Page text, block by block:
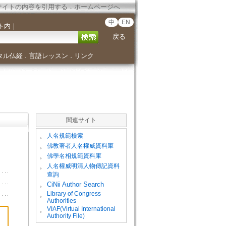
イトの内容を引用する．ホームページへ
内 ｜ 中 EN
戻る
ル仏経． 言語レッスン ． リンク
関連サイト
。 人名規範檢索
。 佛教著者人名權威資料庫
。 佛學名相規範資料庫
。
人名權威明清人物傳記資料
查詢
。
CiNii Author Search
。
Library of Congress
Authorities
。
VIAF(Virtual International
Authority File)